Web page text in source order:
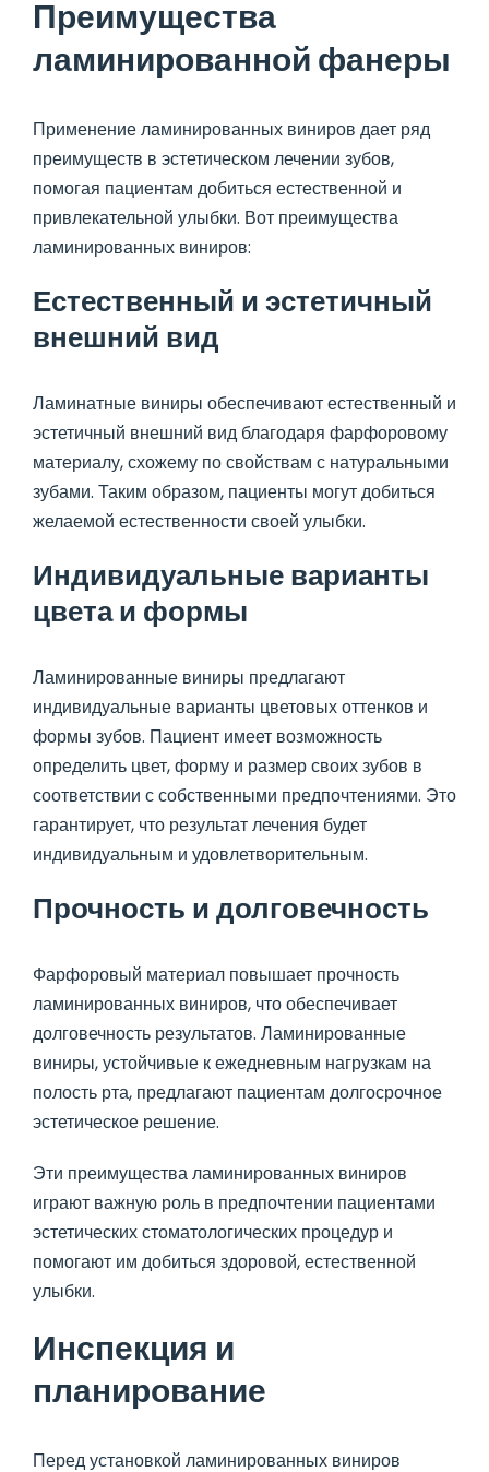
Преимущества
ламинированной фанеры
Применение ламинированных виниров дает ряд
преимуществ в эстетическом лечении зубов,
помогая пациентам добиться естественной и
привлекательной улыбки. Вот преимущества
ламинированных виниров:
Естественный и эстетичный
внешний вид
Ламинатные виниры обеспечивают естественный и
эстетичный внешний вид благодаря фарфоровому
материалу, схожему по свойствам с натуральными
зубами. Таким образом, пациенты могут добиться
желаемой естественности своей улыбки.
Индивидуальные варианты
цвета и формы
Ламинированные виниры предлагают
индивидуальные варианты цветовых оттенков и
формы зубов. Пациент имеет возможность
определить цвет, форму и размер своих зубов в
соответствии с собственными предпочтениями. Это
гарантирует, что результат лечения будет
индивидуальным и удовлетворительным.
Прочность и долговечность
Фарфоровый материал повышает прочность
ламинированных виниров, что обеспечивает
долговечность результатов. Ламинированные
виниры, устойчивые к ежедневным нагрузкам на
полость рта, предлагают пациентам долгосрочное
эстетическое решение.
Эти преимущества ламинированных виниров
играют важную роль в предпочтении пациентами
эстетических стоматологических процедур и
помогают им добиться здоровой, естественной
улыбки.
Инспекция и
планирование
Перед установкой ламинированных виниров